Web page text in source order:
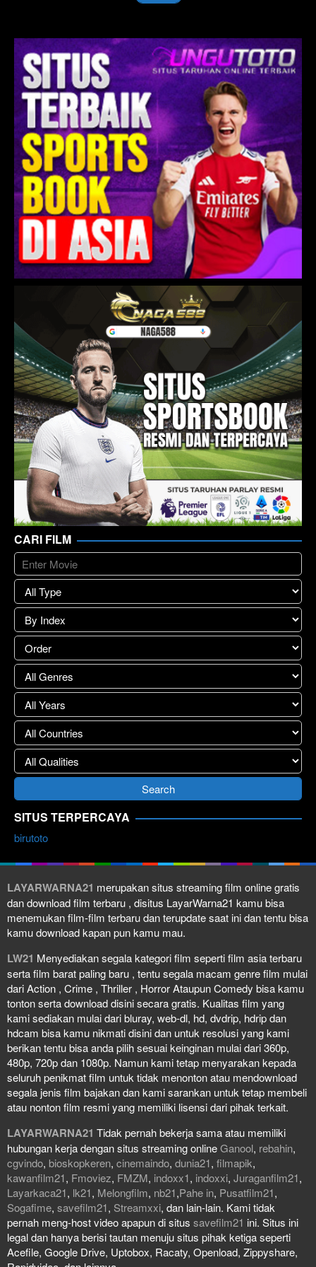
CARI FILM
SITUS TERPERCAYA
birutoto
LAYARWARNA21 merupakan situs streaming film online gratis
dan download film terbaru , disitus LayarWarna21 kamu bisa
menemukan film-film terbaru dan terupdate saat ini dan tentu bisa
kamu download kapan pun kamu mau.
LW21 Menyediakan segala kategori film seperti film asia terbaru
serta film barat paling baru , tentu segala macam genre film mulai
dari Action , Crime , Thriller , Horror Ataupun Comedy bisa kamu
tonton serta download disini secara gratis. Kualitas film yang
kami sediakan mulai dari bluray, web-dl, hd, dvdrip, hdrip dan
hdcam bisa kamu nikmati disini dan untuk resolusi yang kami
berikan tentu bisa anda pilih sesuai keinginan mulai dari 360p,
480p, 720p dan 1080p. Namun kami tetap menyarakan kepada
seluruh penikmat film untuk tidak menonton atau mendownload
segala jenis film bajakan dan kami sarankan untuk tetap membeli
atau nonton film resmi yang memiliki lisensi dari pihak terkait.
LAYARWARNA21 Tidak pernah bekerja sama atau memiliki
hubungan kerja dengan situs streaming onlineGanool, rebahin,
cgvindo, bioskopkeren, cinemaindo, dunia21, filmapik,
kawanfilm21, Fmoviez, FMZM, indoxx1, indoxxi, Juraganfilm21,
Layarkaca21, lk21, Melongfilm, nb21,Pahe in, Pusatfilm21,
Sogafime, savefilm21, Streamxxi, dan lain-lain. Kami tidak
pernah meng-host video apapun di situs savefilm21 ini. Situs ini
legal dan hanya berisi tautan menuju situs pihak ketiga seperti
Acefile, Google Drive, Uptobox, Racaty, Openload, Zippyshare,